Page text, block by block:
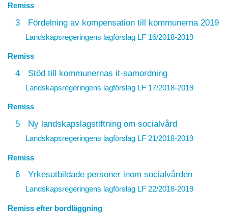
Remiss
3 Fördelning av kompensation till kommunerna 2019
Landskapsregeringens lagförslag LF 16/2018-2019
Remiss
4 Stöd till kommunernas it-samordning
Landskapsregeringens lagförslag LF 17/2018-2019
Remiss
5 Ny landskapslagstiftning om socialvård
Landskapsregeringens lagförslag LF 21/2018-2019
Remiss
6 Yrkesutbildade personer inom socialvården
Landskapsregeringens lagförslag LF 22/2018-2019
Remiss efter bordläggning